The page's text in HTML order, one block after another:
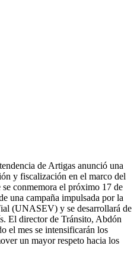
de Artigas anunció una
y fiscalización en el marco del
conmemora el próximo 17 de
una campaña impulsada por la
(UNASEV) y se desarrollará de
El director de Tránsito, Abdón
el mes se intensificarán los
un mayor respeto hacia los